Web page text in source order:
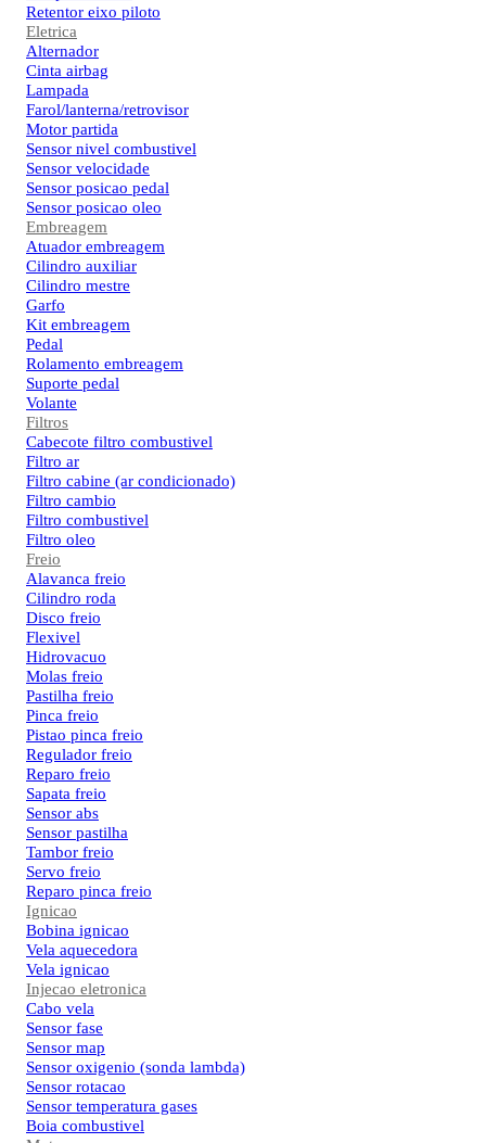
Retentor eixo piloto
Eletrica
Alternador
Cinta airbag
Lampada
Farol/lanterna/retrovisor
Motor partida
Sensor nivel combustivel
Sensor velocidade
Sensor posicao pedal
Sensor posicao oleo
Embreagem
Atuador embreagem
Cilindro auxiliar
Cilindro mestre
Garfo
Kit embreagem
Pedal
Rolamento embreagem
Suporte pedal
Volante
Filtros
Cabecote filtro combustivel
Filtro ar
Filtro cabine (ar condicionado)
Filtro cambio
Filtro combustivel
Filtro oleo
Freio
Alavanca freio
Cilindro roda
Disco freio
Flexivel
Hidrovacuo
Molas freio
Pastilha freio
Pinca freio
Pistao pinca freio
Regulador freio
Reparo freio
Sapata freio
Sensor abs
Sensor pastilha
Tambor freio
Servo freio
Reparo pinca freio
Ignicao
Bobina ignicao
Vela aquecedora
Vela ignicao
Injecao eletronica
Cabo vela
Sensor fase
Sensor map
Sensor oxigenio (sonda lambda)
Sensor rotacao
Sensor temperatura gases
Boia combustivel